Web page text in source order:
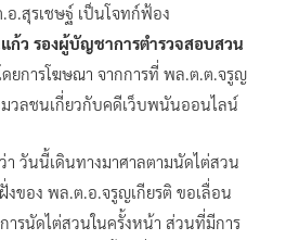
.สุรเชษฐ์ เป็นโจทก์ฟ้อง
ก้ว รองผู้บัญชาการตำรวจสอบสวน
ยการโฆษณา จากการที่ พล.ต.ต.จรูญ
วลชนเกี่ยวกับคดีเว็บพนันออนไลน์
า วันนี้เดินทางมาศาลตามนัดไต่สวน
งของ พล.ต.อ.จรูญเกียรติ ขอเลื่อน
ารนัดไต่สวนในครั้งหน้า ส่วนที่มีการ